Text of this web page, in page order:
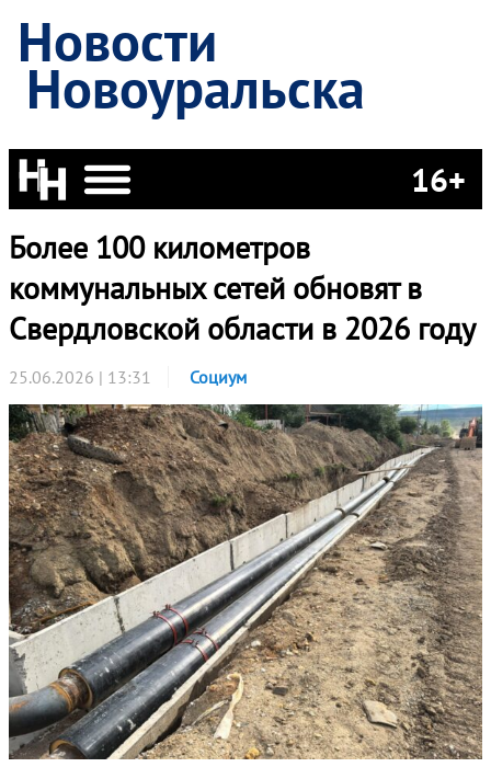
Новости
Новоуральска
16+
Более 100 километров
коммунальных сетей обновят в
Свердловской области в 2026 году
25.06.2026 | 13:31 Социум